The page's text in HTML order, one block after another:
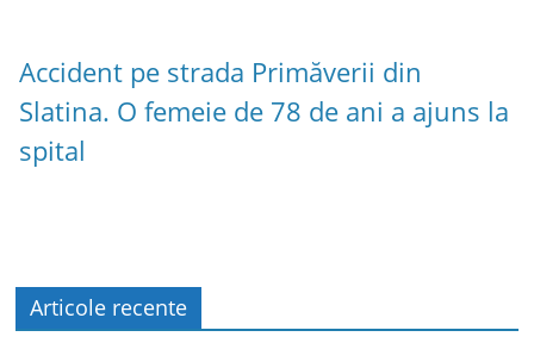
Accident pe strada Primăverii din
Slatina. O femeie de 78 de ani a ajuns la
spital
Articole recente